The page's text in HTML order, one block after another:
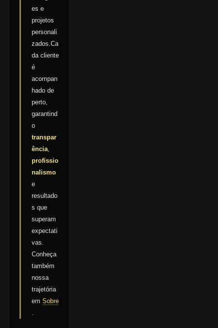
es e
projetos
personali
zados.Ca
da cliente
é
acompan
hado de
perto,
garantind
o
transpar
ência
profissio
nalismo
e
resultado
s que
superam
expectati
vas.
Conheça
também
nossa
trajetória
em Sobre